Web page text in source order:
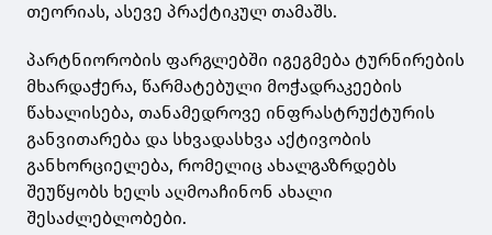
თეორიას, ასევე პრაქტიკულ თამაშს.
პარტნიორობის ფარგლებში იგეგმება ტურნირების
მხარდაჭერა, წარმატებული მოჭადრაკეების
წახალისება, თანამედროვე ინფრასტრუქტურის
განვითარება და სხვადასხვა აქტივობის
განხორციელება, რომელიც ახალგაზრდებს
შეუწყობს ხელს აღმოაჩინონ ახალი
შესაძლებლობები.